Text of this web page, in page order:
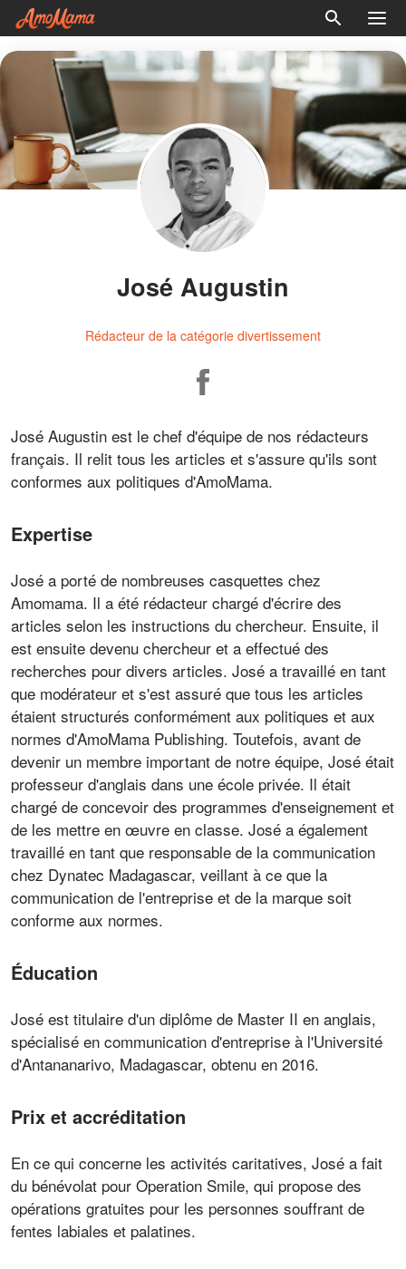
José Augustin
Rédacteur de la catégorie divertissement
José Augustin est le chef d'équipe de nos rédacteurs
français. Il relit tous les articles et s'assure qu'ils sont
conformes aux politiques d'AmoMama.
Expertise
José a porté de nombreuses casquettes chez
Amomama. Il a été rédacteur chargé d'écrire des
articles selon les instructions du chercheur. Ensuite, il
est ensuite devenu chercheur et a effectué des
recherches pour divers articles. José a travaillé en tant
que modérateur et s'est assuré que tous les articles
étaient structurés conformément aux politiques et aux
normes d'AmoMama Publishing. Toutefois, avant de
devenir un membre important de notre équipe, José était
professeur d'anglais dans une école privée. Il était
chargé de concevoir des programmes d'enseignement et
de les mettre en œuvre en classe. José a également
travaillé en tant que responsable de la communication
chez Dynatec Madagascar, veillant à ce que la
communication de l'entreprise et de la marque soit
conforme aux normes.
Éducation
José est titulaire d'un diplôme de Master II en anglais,
spécialisé en communication d'entreprise à l'Université
d'Antananarivo, Madagascar, obtenu en 2016.
Prix et accréditation
En ce qui concerne les activités caritatives, José a fait
du bénévolat pour Operation Smile, qui propose des
opérations gratuites pour les personnes souffrant de
fentes labiales et palatines.